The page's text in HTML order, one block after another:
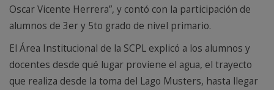
Oscar Vicente Herrera”, y contó con la participación de
alumnos de 3er y 5to grado de nivel primario.
El Área Institucional de la SCPL explicó a los alumnos y
docentes desde qué lugar proviene el agua, el trayecto
que realiza desde la toma del Lago Musters, hasta llegar